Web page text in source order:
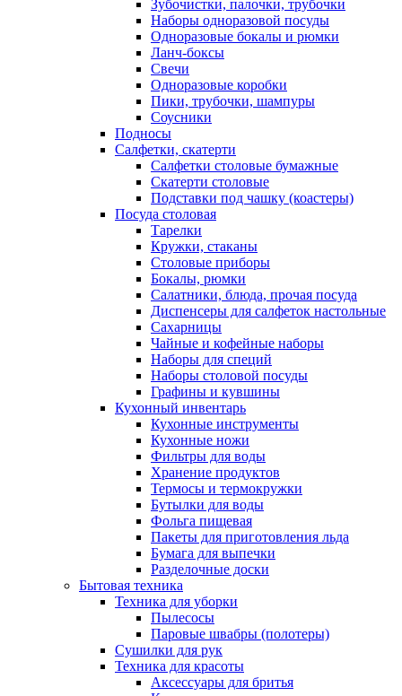
Зубочистки, палочки, трубочки
Наборы одноразовой посуды
Одноразовые бокалы и рюмки
Ланч-боксы
Свечи
Одноразовые коробки
Пики, трубочки, шампуры
Соусники
Подносы
Салфетки, скатерти
Салфетки столовые бумажные
Скатерти столовые
Подставки под чашку (коастеры)
Посуда столовая
Тарелки
Кружки, стаканы
Столовые приборы
Бокалы, рюмки
Салатники, блюда, прочая посуда
Диспенсеры для салфеток настольные
Сахарницы
Чайные и кофейные наборы
Наборы для специй
Наборы столовой посуды
Графины и кувшины
Кухонный инвентарь
Кухонные инструменты
Кухонные ножи
Фильтры для воды
Хранение продуктов
Термосы и термокружки
Бутылки для воды
Фольга пищевая
Пакеты для приготовления льда
Бумага для выпечки
Разделочные доски
Бытовая техника
Техника для уборки
Пылесосы
Паровые швабры (полотеры)
Сушилки для рук
Техника для красоты
Аксессуары для бритья